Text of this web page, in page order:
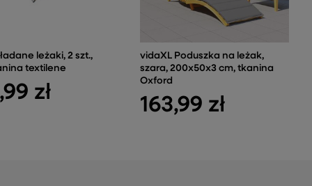
leżaki, 2 szt.,
textilene
zł
vidaXL Poduszka na leżak,
szara, 200x50x3 cm, tkanina
Oxford
163,99 zł